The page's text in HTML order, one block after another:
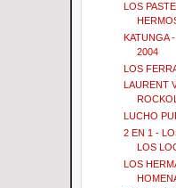
LOS
KATUNGA
2004
LOS
LAURENT
LUCHO
2 EN 1 -
LOS
LOS